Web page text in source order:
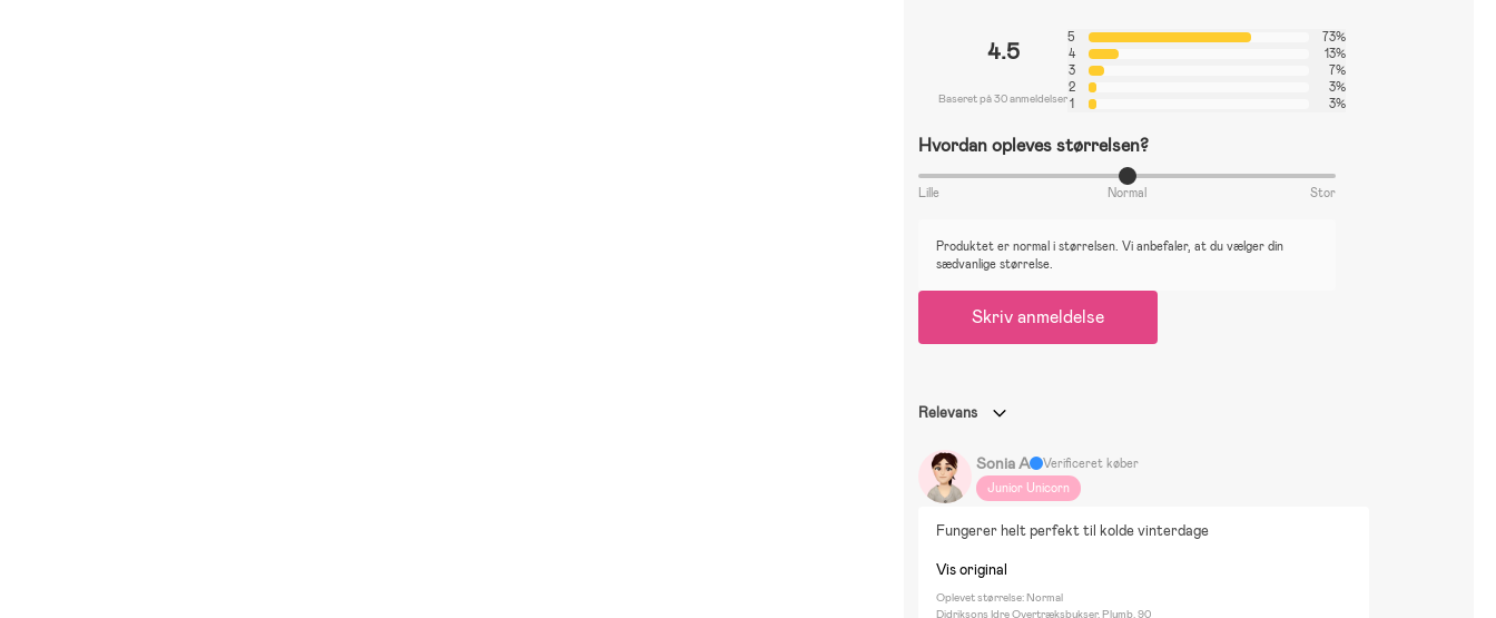
4.5
Baseret på 30 anmeldelser
5
73%
4
13%
3
7%
2
3%
1
3%
Hvordan opleves størrelsen?
Lille Normal Stor
Produktet er normal i størrelsen. Vi anbefaler, at du vælger din
sædvanlige størrelse.
Skriv anmeldelse
Relevans
Sonia A
Verificeret køber
Junior Unicorn
Fungerer helt perfekt til kolde vinterdage
Vis original
Oplevet størrelse: Normal
Didriksons Idre Overtræksbukser, Plumb, 90